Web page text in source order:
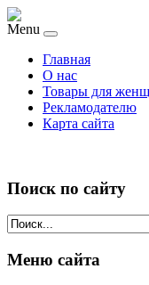
Menu
Главная
О нас
Товары для
Рекламодателю
Карта сайта
Поиск по сайту
Меню сайта